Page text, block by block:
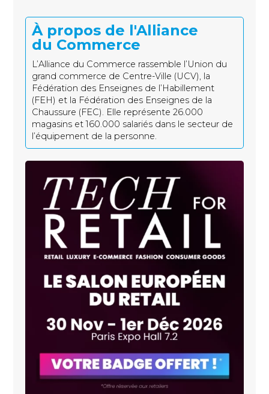
À propos de l'Alliance
du Commerce
L’Alliance du Commerce rassemble l’Union du
grand commerce de Centre-Ville (UCV), la
Fédération des Enseignes de l’Habillement
(FEH) et la Fédération des Enseignes de la
Chaussure (FEC). Elle représente 26.000
magasins et 160.000 salariés dans le secteur de
l’équipement de la personne.